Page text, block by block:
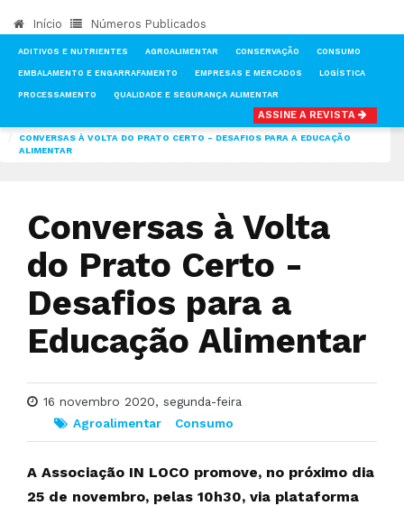
Início Números Publicados
ADITIVOS E NUTRIENTES AGROALIMENTAR CONSERVAÇÃO CONSUMO
EMBALAMENTO E ENGARRAFAMENTO EMPRESAS E MERCADOS LOGÍSTICA
PROCESSAMENTO QUALIDADE E SEGURANÇA ALIMENTAR
ASSINE A REVISTA
CONVERSAS À VOLTA DO PRATO CERTO - DESAFIOS PARA A EDUCAÇÃO
ALIMENTAR
Conversas à Volta
do Prato Certo -
Desafios para a
Educação Alimentar
16 novembro 2020, segunda-feira
Agroalimentar
Consumo
A Associação IN LOCO promove, no próximo dia
25 de novembro, pelas 10h30, via plataforma